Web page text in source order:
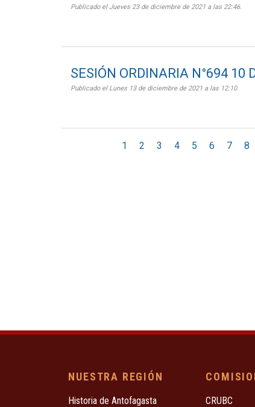
Publicado el Jueves 23 de diciembre de 2021 a las 22:46.
SESIÓN ORDINARIA N°694 10
Publicado el Lunes 13 de diciembre de 2021 a las 12:10.
1 2 3 4 5 6 7 8
NUESTRA REGIÓN
Historia de Antofagasta CRUBC